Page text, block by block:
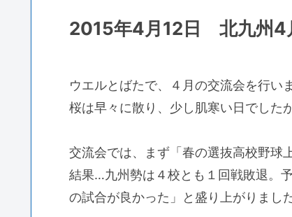
2015年4月12日 北九州4
ウエルとばたで、４月の交流会を行い
桜は早々に散り、少し肌寒い日でした
交流会では、まず「春の選抜高校野球
結果…九州勢は４校とも１回戦敗退。
の試合が良かった」と盛り上がりました